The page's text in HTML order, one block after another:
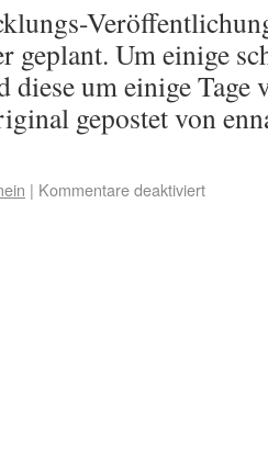
geplant. Um einige
diese um einige Tage
gepostet von
| Kommentare deaktiviert